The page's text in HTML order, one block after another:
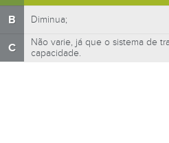
B Diminua;
C
Não varie, já que o sistema de
capacidade.